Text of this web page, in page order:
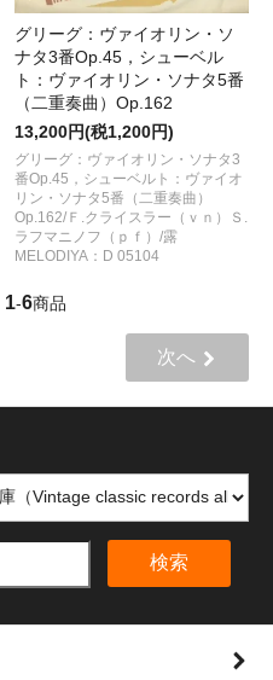
グリーグ：ヴァイオリン・ソ
ナタ3番Op.45，シューベル
ト：ヴァイオリン・ソナタ5番
（二重奏曲）Op.162
13,200円(税1,200円)
グリーグ：ヴァイオリン・ソナタ3
番Op.45，シューベルト：ヴァイオ
リン・ソナタ5番（二重奏曲）
Op.162/Ｆ.クライスラー（ｖｎ）Ｓ.
ラフマニノフ（ｐｆ）/露
MELODIYA：D 05104
1-6商品
次へ
検索